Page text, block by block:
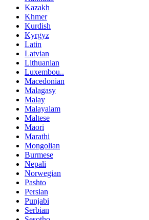
Kazakh
Khmer
Kurdish
Kyrgyz
Latin
Latvian
Lithuanian
Luxembou..
Macedonian
Malagasy
Malay
Malayalam
Maltese
Maori
Marathi
Mongolian
Burmese
Nepali
Norwegian
Pashto
Persian
Punjabi
Serbian